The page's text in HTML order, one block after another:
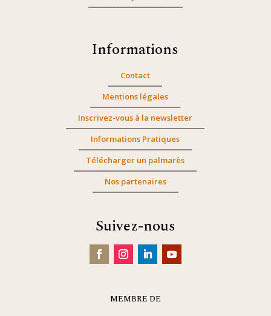
Informations
Contact
Mentions légales
Inscrivez-vous à la newsletter
Informations Pratiques
Télécharger un palmarès
Nos partenaires
Suivez-nous
MEMBRE DE